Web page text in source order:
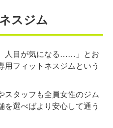
スジム
人目が気になる……」とお
フィットネスジムという
スタッフも全員女性のジム
を選べばより安心して通う